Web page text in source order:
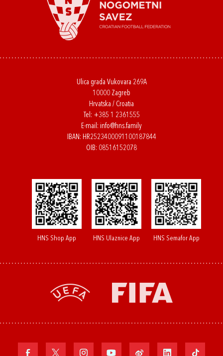
Ulica grada Vukovara 269A
10000 Zagreb
Hrvatska / Croatia
Tel: +385 1 2361555
E-mail: info@hns.family
IBAN: HR2523400091100187844
OIB: 08516152078
HNS Shop App HNS Ulaznice App HNS Semafor App